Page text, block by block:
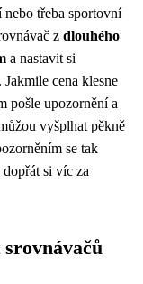
třeba sportovní
z dlouhého
a nastavit si
cena klesne
pošle upozornění a
vyšplhat pěkně
se tak
si víc za
srovnávačů